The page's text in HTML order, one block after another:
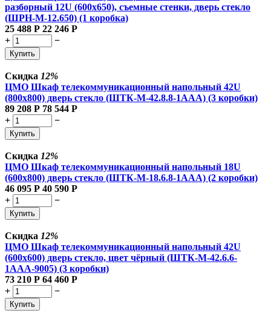
разборный 12U (600х650), съемные стенки, дверь стекло
(ШРН-М-12.650) (1 коробка)
25 488 Р 22 246 Р
+
−
Купить
Скидка 12%
ЦМО Шкаф телекоммуникационный напольный 42U
(800x800) дверь стекло (ШТК-М-42.8.8-1ААА) (3 коробки)
89 208 Р 78 544 Р
+
−
Купить
Скидка 12%
ЦМО Шкаф телекоммуникационный напольный 18U
(600x800) дверь стекло (ШТК-М-18.6.8-1AAA) (2 коробки)
46 095 Р 40 590 Р
+
−
Купить
Скидка 12%
ЦМО Шкаф телекоммуникационный напольный 42U
(600x600) дверь стекло, цвет чёрный (ШТК-М-42.6.6-
1ААА-9005) (3 коробки)
73 210 Р 64 460 Р
+
−
Купить